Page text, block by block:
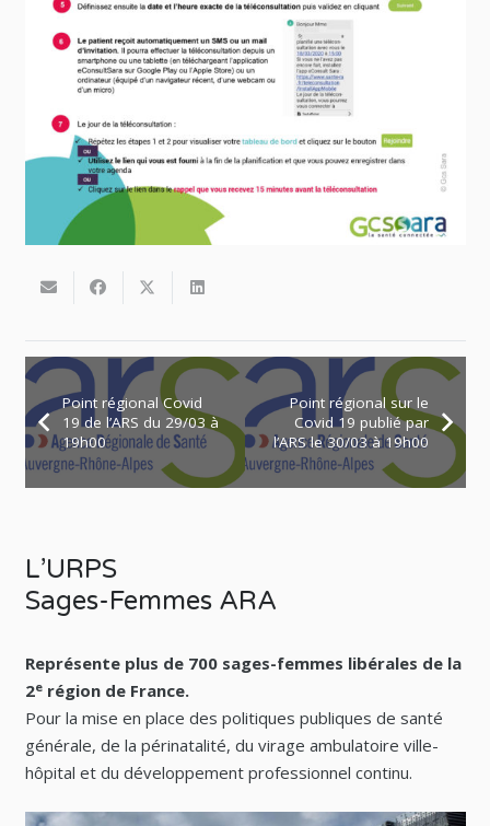
Point régional Covid
19 de l’ARS du 29/03 à
19h00
Point régional sur le
Covid 19 publié par
l’ARS le 30/03 à 19h00
L’URPS
Sages-Femmes ARA
Représente plus de 700 sages-femmes libérales de la
2erégion de France.
Pour la mise en place des politiques publiques de santé
générale, de la périnatalité, du virage ambulatoire ville-
hôpital et du développement professionnel continu.